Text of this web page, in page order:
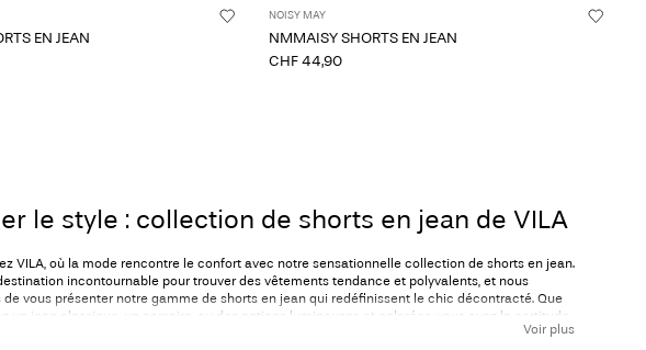
EN JEAN
NOISY MAY
NMMAISY SHORTS EN JEAN
CHF 44,90
le style : collection de shorts en jean de VILA
VILA, où la mode rencontre le confort avec notre sensationnelle collection de shorts en jean.
incontournable pour trouver des vêtements tendance et polyvalents, et nous
de vous présenter notre gamme de shorts en jean qui redéfinissent le chic décontracté. Que
un jean classique, un corsaire, ou des options lumineuses et colorées, vous avez la certitude
Voir plus